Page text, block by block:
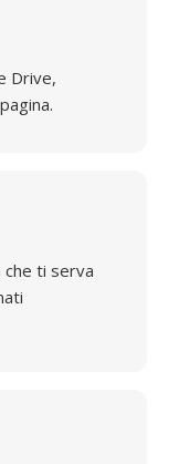
Drive,
ti serva